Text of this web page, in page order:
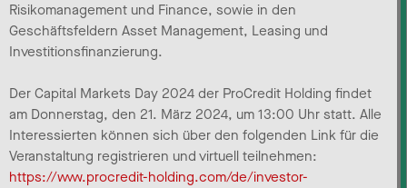
Risikomanagement und Finance, sowie in den
Geschäftsfeldern Asset Management, Leasing und
Investitionsfinanzierung.
Der Capital Markets Day 2024 der ProCredit Holding findet
am Donnerstag, den 21. März 2024, um 13:00 Uhr statt. Alle
Interessierten können sich über den folgenden Link für die
Veranstaltung registrieren und virtuell teilnehmen:
https://www.procredit-holding.com/de/investor-